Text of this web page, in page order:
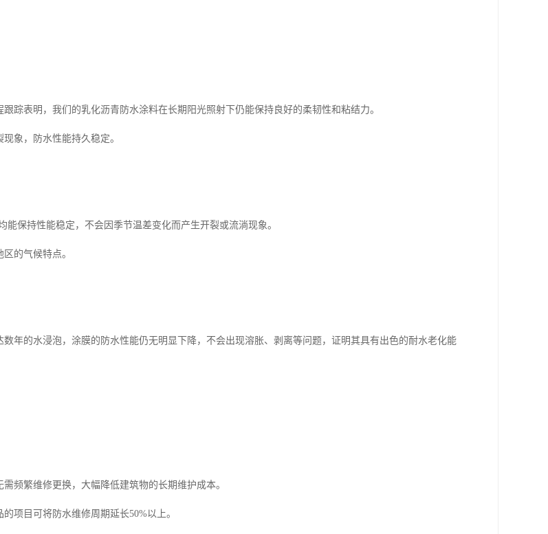
踪表明，我们的乳化沥青防水涂料在长期阳光照射下仍能保持良好的柔韧性和粘结力。
象，防水性能持久稳定。
保持性能稳定，不会因季节温差变化而产生开裂或流淌现象。
的气候特点。
年的水浸泡，涂膜的防水性能仍无明显下降，不会出现溶胀、剥离等问题，证明其具有出色的耐水老化能
频繁维修更换，大幅降低建筑物的长期维护成本。
项目可将防水维修周期延长50%以上。